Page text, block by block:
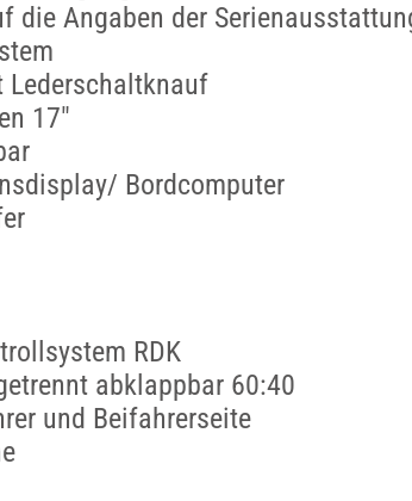
die Angaben der
Lederschaltknauf
17"
Bordcomputer
RDK
abklappbar 60:40
und Beifahrerseite